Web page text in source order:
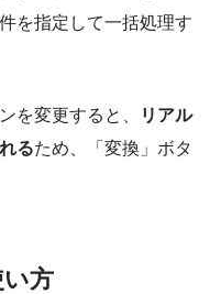
を指定して一括処理す
を変更すると、
リアル
るため、「変換」ボタ
方